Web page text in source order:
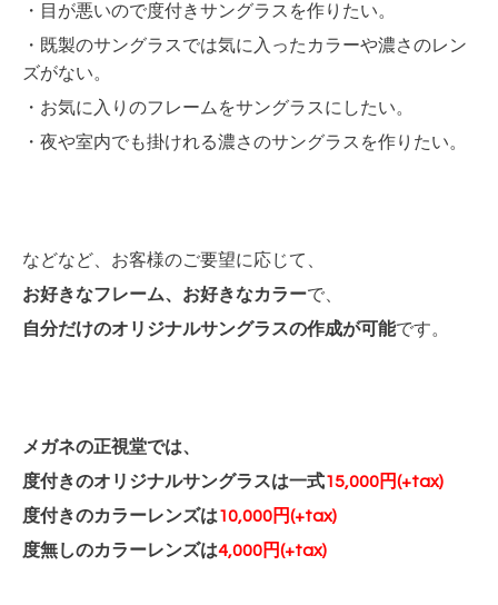
・目が悪いので度付きサングラスを作りたい。
・既製のサングラスでは気に入ったカラーや濃さのレン
ズがない。
・お気に入りのフレームをサングラスにしたい。
・夜や室内でも掛けれる濃さのサングラスを作りたい。
などなど、お客様のご要望に応じて、
お好きなフレーム、 お好きなカラーで、
自分だけのオリジナルサングラスの作成が可能です。
メガネの正視堂では、
度付きのオリジナルサングラスは一式15,000円(+tax)
度付きのカラーレンズは10,000円(+tax)
度無しのカラーレンズは4,000円(+tax)